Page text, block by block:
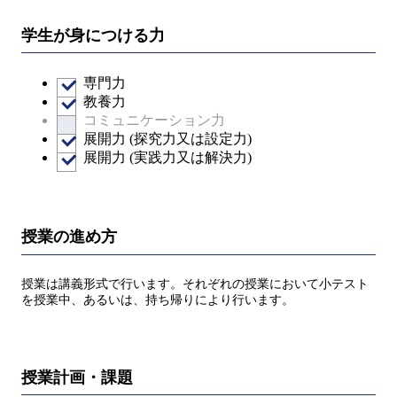
学生が身につける力
専門力
教養力
コミュニケーション力
展開力 (探究力又は設定力)
展開力 (実践力又は解決力)
授業の進め方
授業は講義形式で行います。それぞれの授業において小テスト
を授業中、あるいは、持ち帰りにより行います。
授業計画・課題